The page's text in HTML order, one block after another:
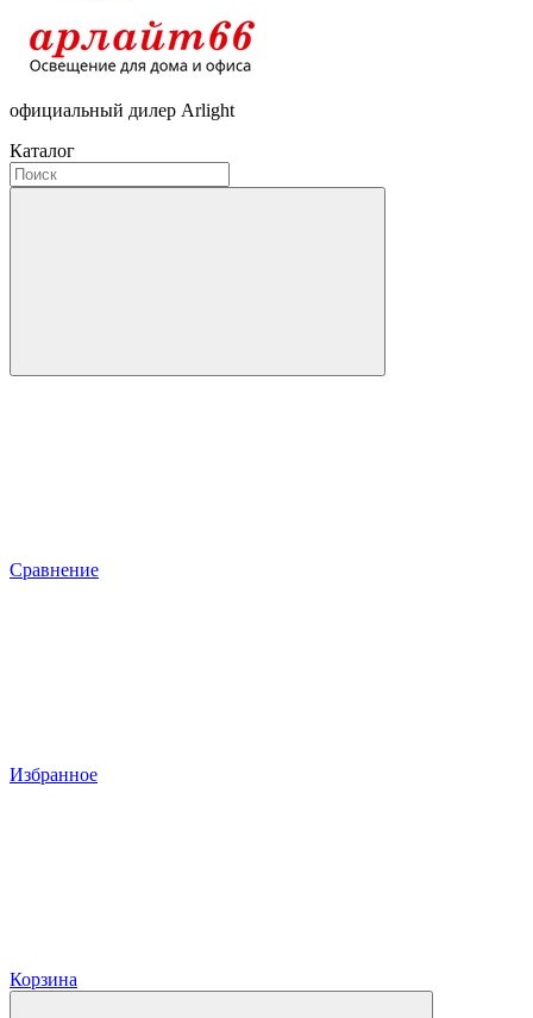
официальный дилер Arlight
Каталог
Сравнение
Избранное
Корзина